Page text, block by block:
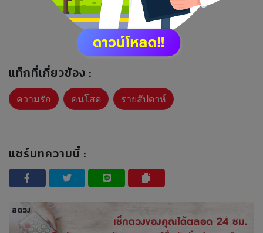
แท็กที่เกี่ยวข้อง :
ความรัก คนโสด รายสัปดาห์
แชร์บทความนี้ :